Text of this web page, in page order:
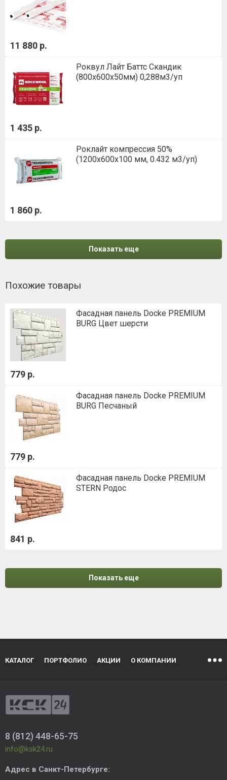
11 880 р.
Роквул Лайт Баттс Скандик
(800х600х50мм) 0,288м3/уп
1 435 р.
Роклайт компрессия 50%
(1200х600х100 мм, 0.432 м3/уп)
1 860 р.
Показать еще
Похожие товары
Фасадная панель Docke PREMIUM
BURG Цвет шерсти
779 р.
Фасадная панель Docke PREMIUM
BURG Песчаный
779 р.
Фасадная панель Docke PREMIUM
STERN Родос
841 р.
Показать еще
КАТАЛОГ ПОРТФОЛИО АКЦИИ О КОМПАНИИ
8 (812) 448-65-75
info@ksk24.ru
Адрес в Санкт-Петербурге: